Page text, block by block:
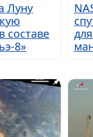
Луну
составе
8»